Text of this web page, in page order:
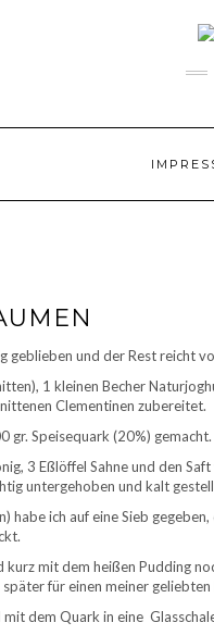
geblieben und der Rest reicht
1 kleinen Becher
Clementinen zubereitet.
gr. Speisequark (20%) gemacht.
3 Eßlöffel Sahne und den
untergehoben und kalt
habe ich auf eine Sieb
mit dem heißen Pudding
für einen meiner
dem Quark in eine